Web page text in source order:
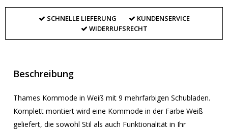
SCHNELLE LIEFERUNG
KUNDENSERVICE
WIDERRUFSRECHT
Beschreibung
Thames Kommode in Weiß mit 9 mehrfarbigen Schubladen.
Komplett montiert wird eine Kommode in der Farbe Weiß
geliefert, die sowohl Stil als auch Funktionalität in Ihr